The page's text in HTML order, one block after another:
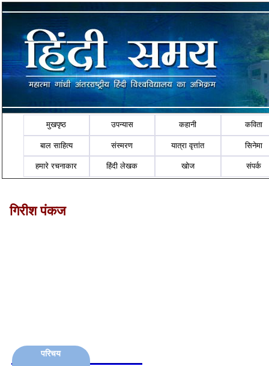
मुखपृष्ठ उपन्यास कहानी कविता
बाल साहित्य संस्मरण यात्रा वृत्तांत सिनेमा
हमारे रचनाकार हिंदी लेखक खोज संपर्क
गिरीश पंकज
परिचय